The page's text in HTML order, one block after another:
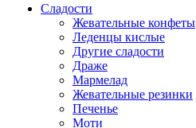
Сладости
Жевательные конфеты
Леденцы кислые
Другие сладости
Драже
Мармелад
Жевательные резинки
Печенье
Моти